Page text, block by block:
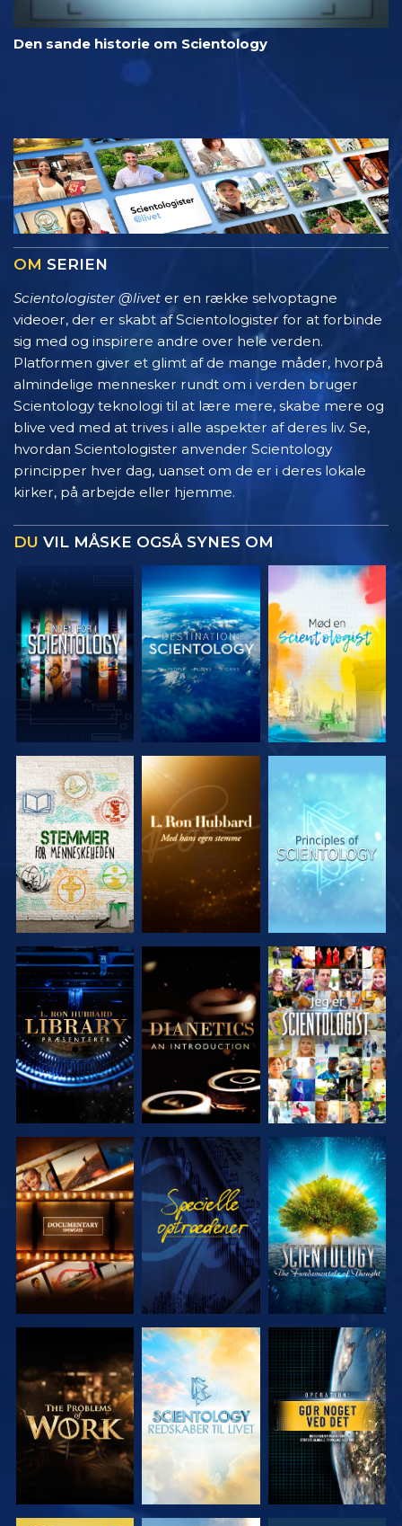
Den sande historie om Scientology
OM SERIEN
Scientologister @livet er en række selvoptagne
videoer, der er skabt af Scientologister for at forbinde
sig med og inspirere andre over hele verden.
Platformen giver et glimt af de mange måder, hvorpå
almindelige mennesker rundt om i verden bruger
Scientology teknologi til at lære mere, skabe mere og
blive ved med at trives i alle aspekter af deres liv. Se,
hvordan Scientologister anvender Scientology
principper hver dag, uanset om de er i deres lokale
kirker, på arbejde eller hjemme.
DU VIL MÅSKE OGSÅ SYNES OM
UDFORSK
SERIEN
UDFORSK
SERIEN
UDFORSK
SERIEN
UDFORSK
SERIEN
UDFORSK
SERIEN
SE
UDFORSK
SERIEN
SE
UDFORSK
SERIEN
UDFORSK
SERIEN
UDFORSK
SERIEN
SE